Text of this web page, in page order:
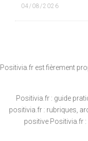
04/08/2026
Positivia.fr est fièrement
Positivia.fr : guide
positivia.fr : rubriques,
positive Positivia.fr